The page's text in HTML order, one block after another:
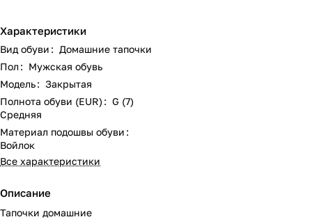
Характеристики
Вид обуви : Домашние тапочки
Пол : Мужская обувь
Модель: Закрытая
Полнота обуви (EUR) : G (7)
Средняя
Материал подошвы обуви :
Войлок
Все характеристики
Описание
Тапочки домашние